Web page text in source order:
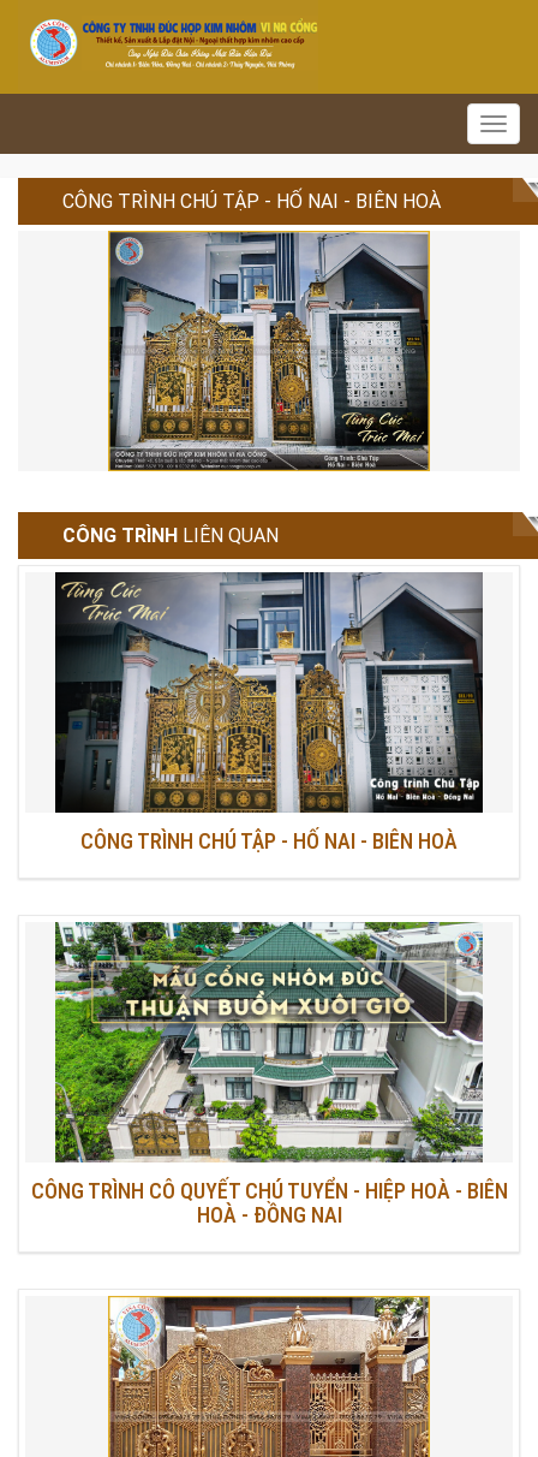
CÔNG TRÌNH CHÚ TẬP - HỐ NAI - BIÊN HOÀ
CÔNG TRÌNH LIÊN QUAN
CÔNG TRÌNH CHÚ TẬP - HỐ NAI - BIÊN HOÀ
CÔNG TRÌNH CÔ QUYẾT CHÚ TUYỂN - HIỆP HOÀ - BIÊN
HOÀ - ĐỒNG NAI